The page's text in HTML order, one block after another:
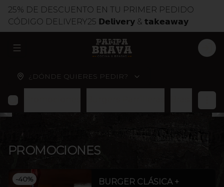
25% DE DESCUENTO EN TU PRIMER PEDIDO
CÓDIGO DELIVERY25 𝗗𝗲𝗹𝗶𝘃𝗲𝗿𝘆 & 𝘁𝗮𝗸𝗲𝗮𝘄𝗮𝘆
ABRIR MENU DE NAVEGACIÓN
¿DÓNDE QUIERES PEDIR?
PROMOCIONES
-40%
BURGER CLÁSICA +